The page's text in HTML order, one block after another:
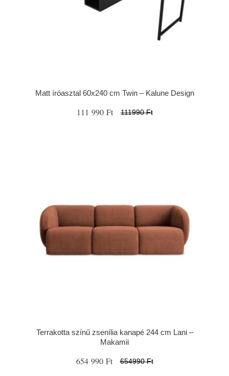
Matt íróasztal 60x240 cm Twin – Kalune Design
111 990 Ft 111990 Ft
Terrakotta színű zsenília kanapé 244 cm Lani –
Makamii
654 990 Ft 654990 Ft